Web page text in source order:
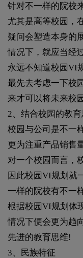
针对不一样的院校
尤其是高等校园，
疑问会塑造本身的
情况下，就应当经
永远不知道校园VI
最先去考虑一下校
来才可以将未来校
2、结合校园的教
校园与公司是不一
更为注重产品销售
对一个校园而言，
因此校园VI规划就
一样的院校有不一
根据校园VI规划体
情况下便会更为趋
先进的教育思维!
3、民族特征